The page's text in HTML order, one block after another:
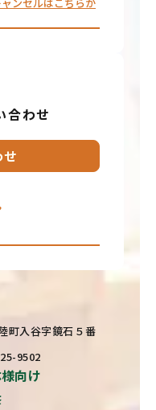
合わせ
町入谷字鏡石５番
9502
向け